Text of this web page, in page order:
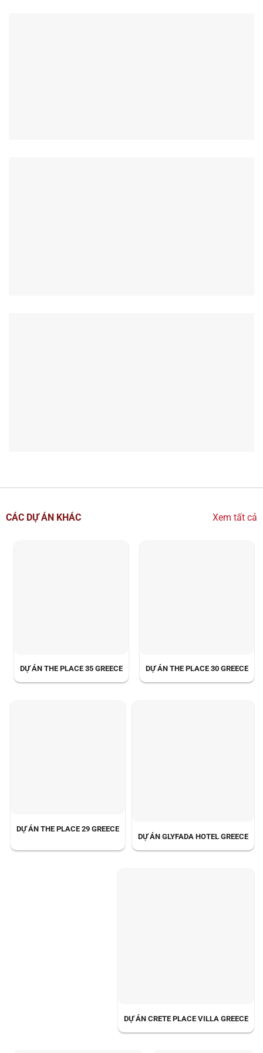
CÁC DỰ ÁN KHÁC Xem tất cả
DỰ ÁN THE PLACE 35 GREECE DỰ ÁN THE PLACE 30 GREECE
DỰ ÁN THE PLACE 29 GREECE
DỰ ÁN GLYFADA HOTEL GREECE
DỰ ÁN CRETE PLACE VILLA GREECE